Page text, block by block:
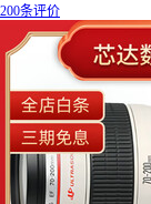
200条评价